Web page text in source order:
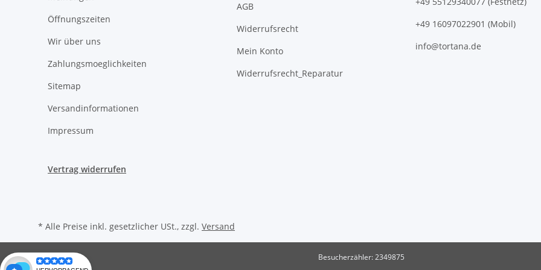
Öffnungszeiten
Wir über uns
Zahlungsmoeglichkeiten
Sitemap
Versandinformationen
Impressum
AGB
Widerrufsrecht
Mein Konto
Widerrufsrecht_Reparatur
+49 16097022901 (Mobil)
info@tortana.de
Vertrag widerrufen
* Alle Preise inkl. gesetzlicher USt., zzgl. Versand
Besucherzähler: 2349875